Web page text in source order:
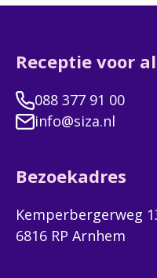
Receptie voor
088 377 91 00
info@siza.nl
Bezoekadres
Kemperbergerweg
6816 RP Arnhem